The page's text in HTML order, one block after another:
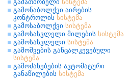
გამათბობელი სისტემა
გამონაბოლქვი აირების
კონტროლის სისტემა
გამოსაბოლქვი სისტემა
გამოსასვლელი მილების სისტემა
გამოსასვლელი სისტემა
გამოშვების განცალკევებული
სისტემა
გამოძახებების ავტომატური
განაწილების სისტემა